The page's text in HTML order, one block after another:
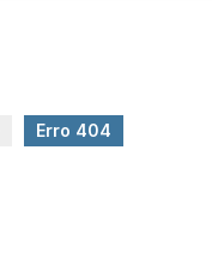
Erro 404